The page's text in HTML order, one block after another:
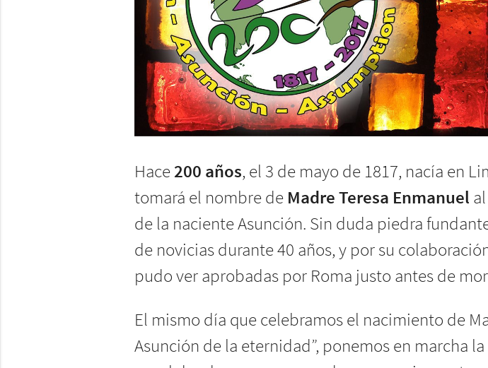
Hace 200 años, el 3 de mayo de 1817, nacía en
tomará el nombre de Madre Teresa Enmanuel
de la naciente Asunción. Sin duda piedra
de novicias durante 40 años, y por su
pudo ver aprobadas por Roma justo antes de
El mismo día que celebramos el nacimiento de
Asunción de la eternidad”, ponemos en marcha